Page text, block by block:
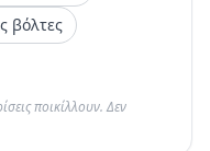
βόλτες
ποικίλλουν. Δεν